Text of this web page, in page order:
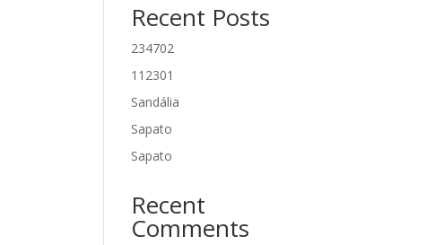
Recent Posts
234702
112301
Sandália
Sapato
Sapato
Recent
Comments